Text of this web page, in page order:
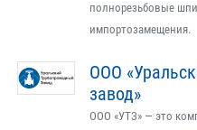
полнорезьбовые
импортозамещения.
ООО
завод»
ООО «УТЗ» — это